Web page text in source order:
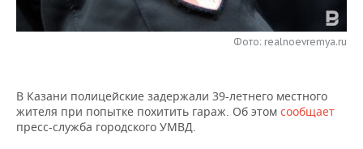
НЕФТЕХИМИЯ
ЭНЕРГЕТИКА
РОЗНИЧНАЯ ТОРГОВЛЯ
УСЛУГИ
НОВОСТИ ТЕХНОЛОГИЙ
МЕДИА
МЕРОПРИЯТИЯ
ВЫЕЗДНАЯ РЕДАКЦИЯ
НОВОСТИ СПОРТА
ОБЩЕСТВО
Фото: realnoevremya.ru
В Казани полицейские задержали 39-летнего местного
жителя при попытке похитить гараж. Об этом сообщает
пресс-служба городского УМВД.